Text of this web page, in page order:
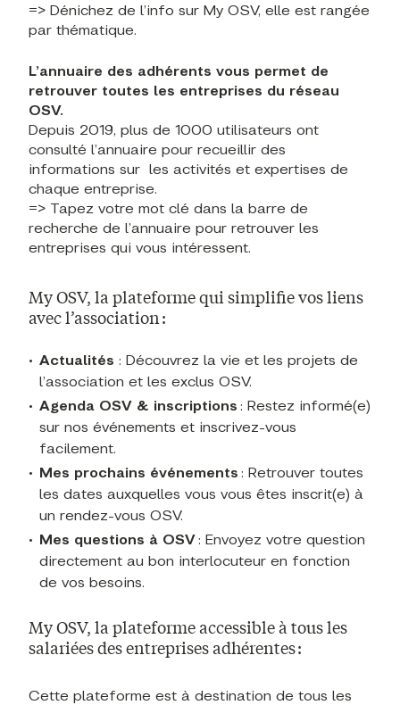
=> Dénichez de l’info sur My OSV, elle est rangée
par thématique.
L’annuaire des adhérents vous permet de
retrouver toutes les entreprises du réseau
OSV.
Depuis 2019, plus de 1000 utilisateurs ont
consulté l’annuaire pour recueillir des
informations sur les activités et expertises de
chaque entreprise.
=> Tapez votre mot clé dans la barre de
recherche de l’annuaire pour retrouver les
entreprises qui vous intéressent.
My OSV, la plateforme qui simplifie vos liens
avec l’association :
Actualités : Découvrez la vie et les projets de
l’association et les exclus OSV.
Agenda OSV & inscriptions : Restez informé(e)
sur nos événements et inscrivez-vous
facilement.
Mes prochains événements : Retrouver toutes
les dates auxquelles vous vous êtes inscrit(e) à
un rendez-vous OSV.
Mes questions à OSV: Envoyez votre question
directement au bon interlocuteur en fonction
de vos besoins.
My OSV, la plateforme accessible à tous les
salariées des entreprises adhérentes :
Cette plateforme est à destination de tous les